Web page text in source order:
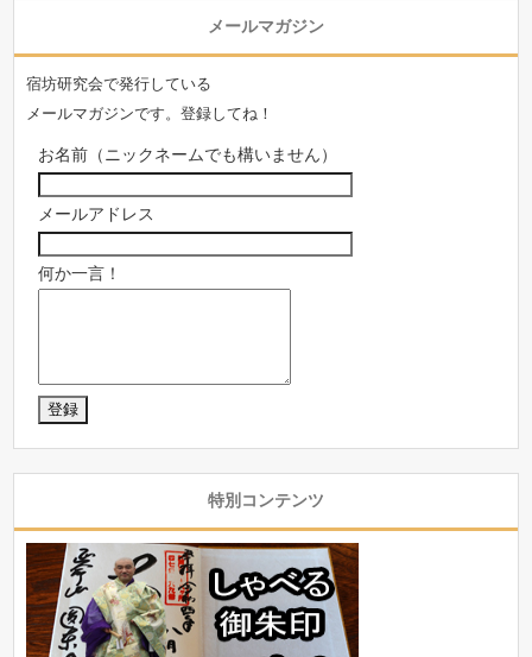
メールマガジン
宿坊研究会で発行している
メールマガジンです。登録してね！
お名前（ニックネームでも構いません）
メールアドレス
何か一言！
特別コンテンツ